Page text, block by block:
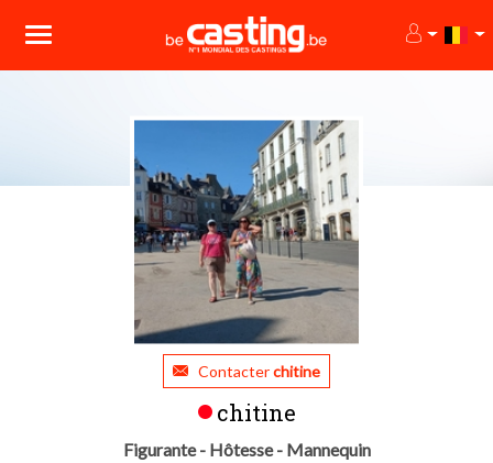
Contacterchitine
chitine
Figurante - Hôtesse - Mannequin